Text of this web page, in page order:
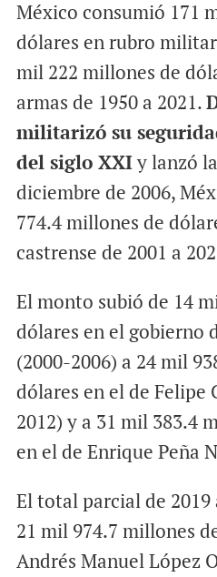
México consumió 171
dólares en rubro militar
mil 222 millones de
armas de 1950 a 2021.
militarizó su
del siglo XXIy lanzó
diciembre de 2006,
774.4 millones de
castrense de 2001 a
El monto subió de 14
dólares en el gobierno
(2000-2006) a 24 mil
dólares en el de Felipe
2012) y a 31 mil 383.4
en el de Enrique Peña
El total parcial de 2019
21 mil 974.7 millones
Andrés Manuel López